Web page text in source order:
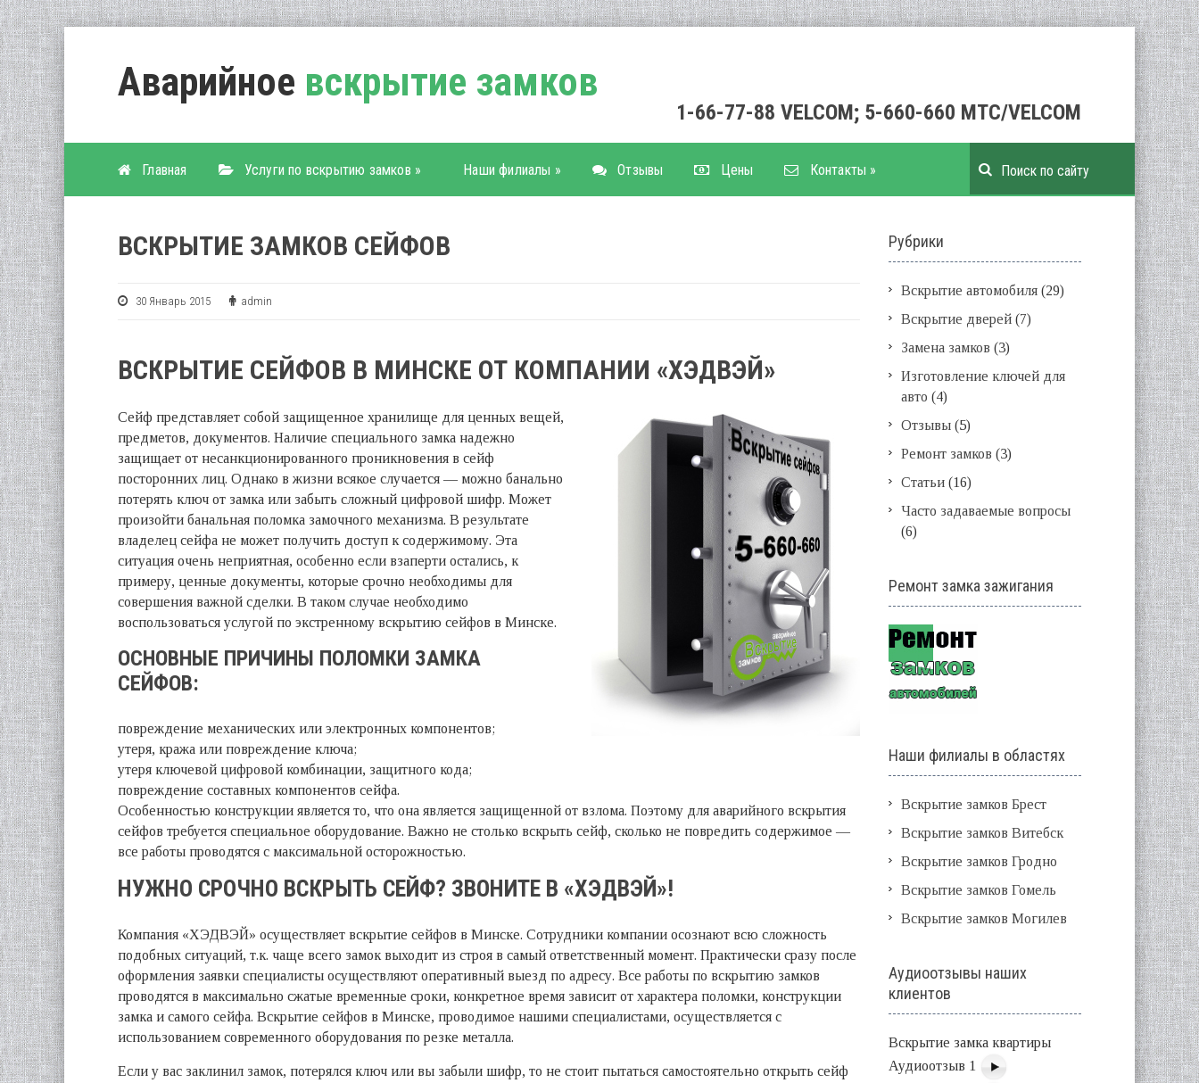
Аварийное вскрытие замков
1-66-77-88 VELCOM; 5-660-660 МТС/VELCOM
Главная Услуги по вскрытию замков » Наши филиалы » Отзывы Цены Контакты »
ВСКРЫТИЕ ЗАМКОВ СЕЙФОВ
30 Январь 2015 admin
ВСКРЫТИЕ СЕЙФОВ В МИНСКЕ ОТ КОМПАНИИ «ХЭДВЭЙ»
Сейф представляет собой защищенное хранилище для ценных вещей,
предметов, документов. Наличие специального замка надежно
защищает от несанкционированного проникновения в сейф
посторонних лиц. Однако в жизни всякое случается — можно банально
потерять ключ от замка или забыть сложный цифровой шифр. Может
произойти банальная поломка замочного механизма. В результате
владелец сейфа не может получить доступ к содержимому. Эта
ситуация очень неприятная, особенно если взаперти остались, к
примеру, ценные документы, которые срочно необходимы для
совершения важной сделки. В таком случае необходимо
воспользоваться услугой по экстренному вскрытию сейфов в Минске.
ОСНОВНЫЕ ПРИЧИНЫ ПОЛОМКИ ЗАМКА
СЕЙФОВ:
повреждение механических или электронных компонентов;
утеря, кража или повреждение ключа;
утеря ключевой цифровой комбинации, защитного кода;
повреждение составных компонентов сейфа.
Особенностью конструкции является то, что она является защищенной от взлома. Поэтому для аварийного вскрытия
сейфов требуется специальное оборудование. Важно не столько вскрыть сейф, сколько не повредить содержимое —
все работы проводятся с максимальной осторожностью.
НУЖНО СРОЧНО ВСКРЫТЬ СЕЙФ? ЗВОНИТЕ В «ХЭДВЭЙ»!
Компания «ХЭДВЭЙ» осуществляет вскрытие сейфов в Минске. Сотрудники компании осознают всю сложность
подобных ситуаций, т.к. чаще всего замок выходит из строя в самый ответственный момент. Практически сразу после
оформления заявки специалисты осуществляют оперативный выезд по адресу. Все работы по вскрытию замков
проводятся в максимально сжатые временные сроки, конкретное время зависит от характера поломки, конструкции
замка и самого сейфа. Вскрытие сейфов в Минске, проводимое нашими специалистами, осуществляется с
использованием современного оборудования по резке металла.
Если у вас заклинил замок, потерялся ключ или вы забыли шифр, то не стоит пытаться самостоятельно открыть сейф
Рубрики
Вскрытие автомобиля(29)
Вскрытие дверей(7)
Замена замков (3)
Изготовление ключей для
авто (4)
Отзывы(5)
Ремонт замков (3)
Статьи(16)
Часто задаваемые вопросы
(6)
Ремонт замка зажигания
Наши филиалы в областях
Вскрытие замков Брест
Вскрытие замков Витебск
Вскрытие замков Гродно
Вскрытие замков Гомель
Вскрытие замков Могилев
Аудиоотзывы наших
клиентов
Вскрытие замка квартиры
Аудиоотзыв 1